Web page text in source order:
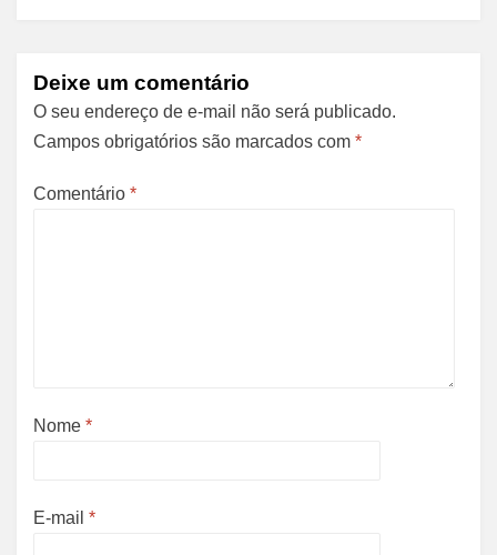
Deixe um comentário
O seu endereço de e-mail não será publicado.
Campos obrigatórios são marcados com *
Comentário *
Nome *
E-mail *